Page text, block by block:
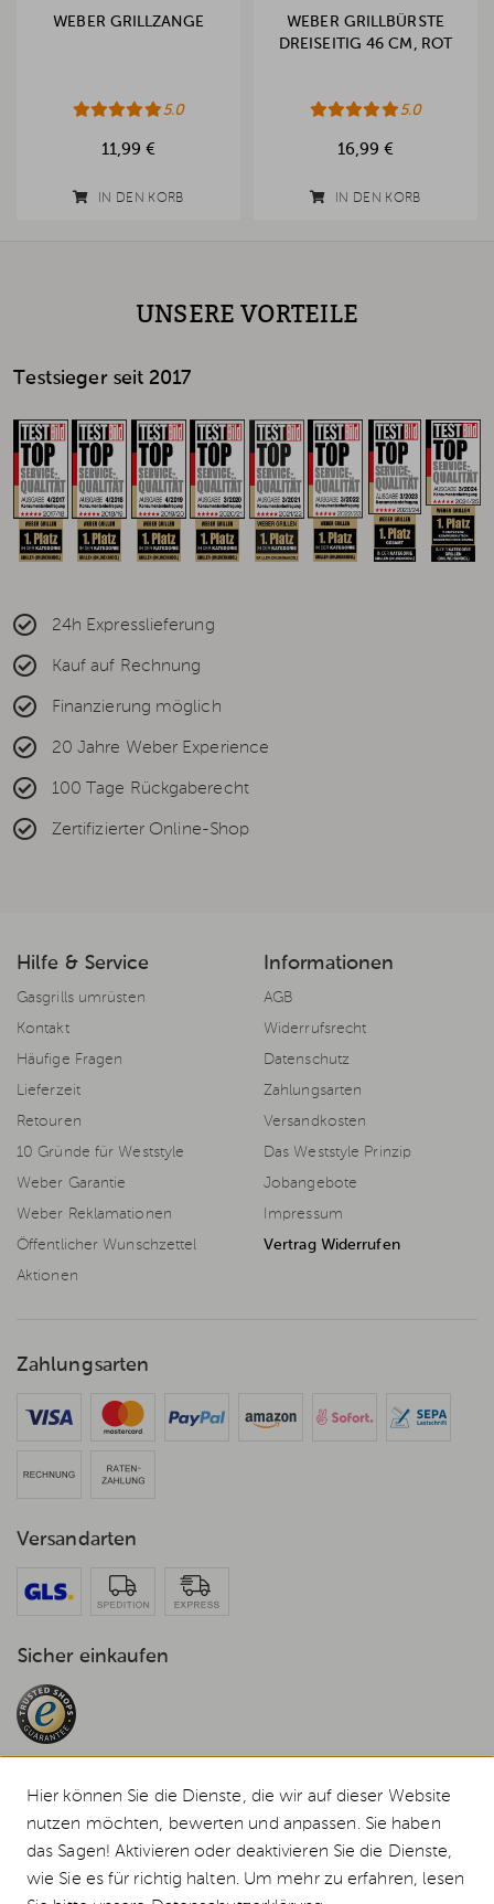
WEBER GRILLZANGE
5.0
11,99 €
IN DEN KORB
WEBER GRILLBÜRSTE
DREISEITIG 46 CM, ROT
5.0
16,99 €
IN DEN KORB
UNSERE VORTEILE
Testsieger seit 2017
24h Expresslieferung
Kauf auf Rechnung
Finanzierung möglich
20 Jahre Weber Experience
100 Tage Rückgaberecht
Zertifizierter Online-Shop
Hilfe & Service
Gasgrills umrüsten
Kontakt
Häufige Fragen
Lieferzeit
Retouren
10 Gründe für Weststyle
Weber Garantie
Weber Reklamationen
Öffentlicher Wunschzettel
Aktionen
Informationen
AGB
Widerrufsrecht
Datenschutz
Zahlungsarten
Versandkosten
Das Weststyle Prinzip
Jobangebote
Impressum
Vertrag Widerrufen
Zahlungsarten
Versandarten
Sicher einkaufen
© 2026 Weststyle GmbH · Europas grosser Weber Spezialist
Alle Preise inkl. MwSt., inkl. Verpackungskosten und zzgl.Versandkosten.
Durchgestrichene Preise entsprechen dem bisherigen Preis bei Weststyle.
Hier können Sie die Dienste, die wir auf dieser Website
nutzen möchten, bewerten und anpassen. Sie haben
das Sagen! Aktivieren oder deaktivieren Sie die Dienste,
wie Sie es für richtig halten. Um mehr zu erfahren, lesen